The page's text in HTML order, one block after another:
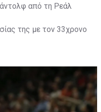
από τη Ρεάλ
της με τον 33χρονο
την πλευρά του
το 2016 στη
διετία στη Ρωσία